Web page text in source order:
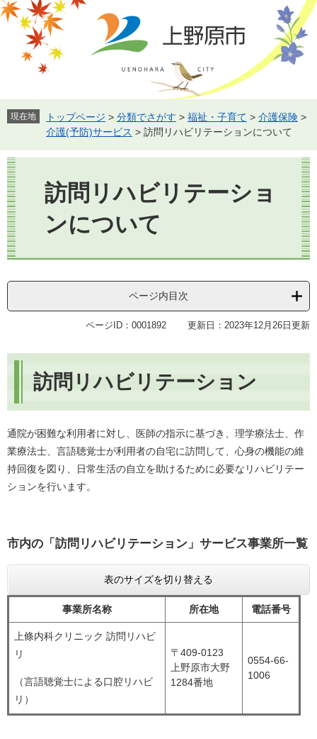
ペ
ー
す。
メ
ニ
し
て
文
へ
現在地 トップページ > 分類でさがす > 福祉・子育て > 介護保険 >
介護(予防)サービス > 訪問リハビリテーションについて
本
文
訪問リハビリテーショ
ンについて
ページ内目次
ページID：0001892 更新日：2023年12月26日更新
訪問リハビリテーション
通院が困難な利用者に対し、医師の指示に基づき、理学療法士、作
業療法士、言語聴覚士が利用者の自宅に訪問して、心身の機能の維
持回復を図り、日常生活の自立を助けるために必要なリハビリテー
ションを行います。
市内の「訪問リハビリテーション」サービス事業所一覧
表のサイズを切り替える
事業所名称 所在地 電話番号
上條内科クリニック 訪問リハビ
リ
（言語聴覚士による口腔リハビ
リ）
〒409-0123
上野原市大野
1284番地
0554-66-
1006